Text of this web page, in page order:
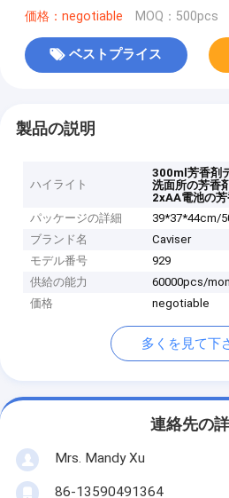
価格：negotiable MOQ：500pcs
ベストプライス
製品の説明
ハイライト
300ml芳香剤
洗面所の芳香
2xAA電池の
パッケージの詳細
39*37*44cm/
ブランド名
Caviser
モデル番号
929
供給の能力
60000pcs/
価格
negotiable
多くを見て下
連絡先の
Mrs. Mandy Xu
86-13590491364